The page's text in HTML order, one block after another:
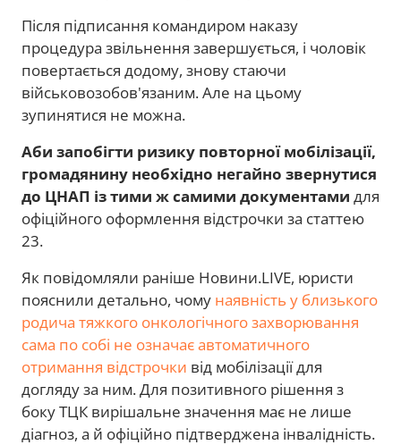
Після підписання командиром наказу
процедура звільнення завершується, і чоловік
повертається додому, знову стаючи
військовозобов'язаним. Але на цьому
зупинятися не можна.
Аби запобігти ризику повторної мобілізації,
громадянину необхідно негайно звернутися
до ЦНАП із тими ж самими документами для
офіційного оформлення відстрочки за статтею
23.
Як повідомляли раніше Новини.LIVE, юристи
пояснили детально, чому наявність у близького
родича тяжкого онкологічного захворювання
сама по собі не означає автоматичного
отримання відстрочки від мобілізації для
догляду за ним. Для позитивного рішення з
боку ТЦК вирішальне значення має не лише
діагноз, а й офіційно підтверджена інвалідність.